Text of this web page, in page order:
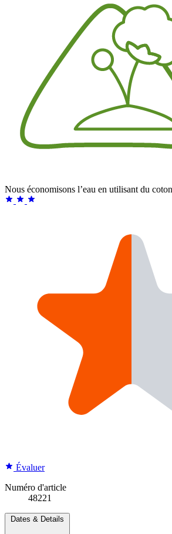
Nous économisons l’eau en utilisant du
Évaluer
Numéro d'article
48221
Dates & Details